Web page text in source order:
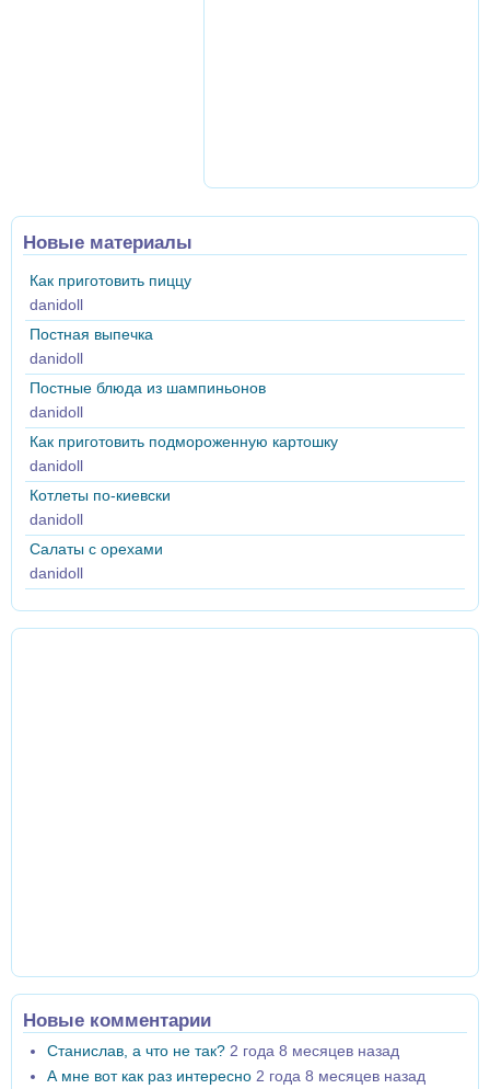
Новые материалы
Как приготовить пиццу
danidoll
Постная выпечка
danidoll
Постные блюда из шампиньонов
danidoll
Как приготовить подмороженную картошку
danidoll
Котлеты по-киевски
danidoll
Салаты с орехами
danidoll
Новые комментарии
Станислав, а что не так? 2 года 8 месяцев назад
А мне вот как раз интересно 2 года 8 месяцев назад